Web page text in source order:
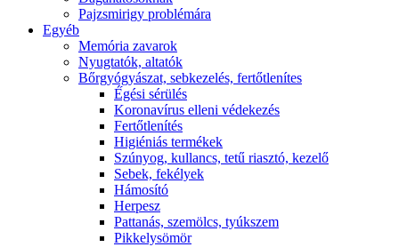
Pajzsmirigy problémára
Egyéb
Memória zavarok
Nyugtatók, altatók
Bőrgyógyászat, sebkezelés, fertőtlenítes
É́gési sérülés
Koronavírus elleni védekezés
Fertőtlenítés
Higiéniás termékek
Szúnyog, kullancs, tetű riasztó, kezelő
Sebek, fekélyek
Hámosító
Herpesz
Pattanás, szemölcs, tyúkszem
Pikkelysömör